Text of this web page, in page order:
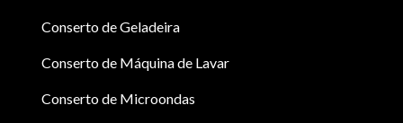
Conserto de Geladeira
Conserto de Máquina de Lavar
Conserto de Microondas